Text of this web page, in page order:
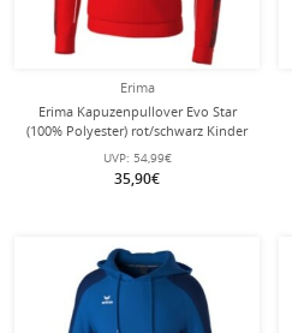
Erima
Erima Kapuzenpullover Evo Star
(100% Polyester) rot/schwarz Kinder
UVP: 54,99€
35,90€